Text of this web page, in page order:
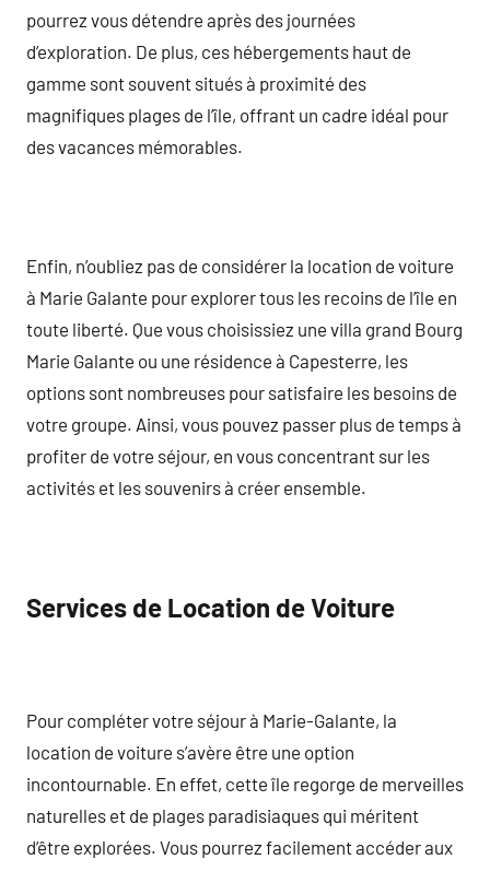
pourrez vous détendre après des journées
d’exploration. De plus, ces hébergements haut de
gamme sont souvent situés à proximité des
magnifiques plages de l’île, offrant un cadre idéal pour
des vacances mémorables.
Enfin, n’oubliez pas de considérer la location de voiture
à Marie Galante pour explorer tous les recoins de l’île en
toute liberté. Que vous choisissiez une villa grand Bourg
Marie Galante ou une résidence à Capesterre, les
options sont nombreuses pour satisfaire les besoins de
votre groupe. Ainsi, vous pouvez passer plus de temps à
profiter de votre séjour, en vous concentrant sur les
activités et les souvenirs à créer ensemble.
Services de Location de Voiture
Pour compléter votre séjour à Marie-Galante, la
location de voiture s’avère être une option
incontournable. En effet, cette île regorge de merveilles
naturelles et de plages paradisiaques qui méritent
d’être explorées. Vous pourrez facilement accéder aux